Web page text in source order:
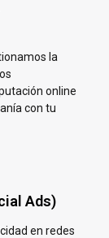
la
online
con tu
Ads)
en redes